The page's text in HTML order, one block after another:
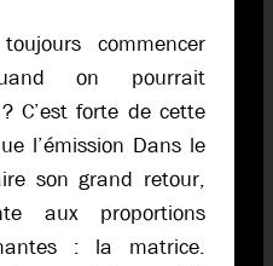
commencer
on pourrait
C’est forte de cette
l’émission Dans le
son grand retour,
aux proportions
: la matrice.